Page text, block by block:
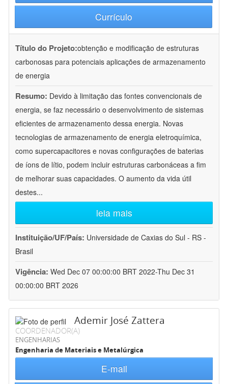
Currículo
Título do Projeto:obtenção e modificação de estruturas
carbonosas para potenciais aplicações de armazenamento
de energia
Resumo: Devido à limitação das fontes convencionais de
energia, se faz necessário o desenvolvimento de sistemas
eficientes de armazenamento dessa energia. Novas
tecnologias de armazenamento de energia eletroquímica,
como supercapacitores e novas configurações de baterias
de íons de lítio, podem incluir estruturas carbonáceas a fim
de melhorar suas capacidades. O aumento da vida útil
destes...
leia mais
Instituição/UF/País: Universidade de Caxias do Sul - RS -
Brasil
Vigência: Wed Dec 07 00:00:00 BRT 2022-Thu Dec 31
00:00:00 BRT 2026
Ademir José Zattera
COORDENADOR(A)
ENGENHARIAS
Engenharia de Materiais e Metalúrgica
E-mail